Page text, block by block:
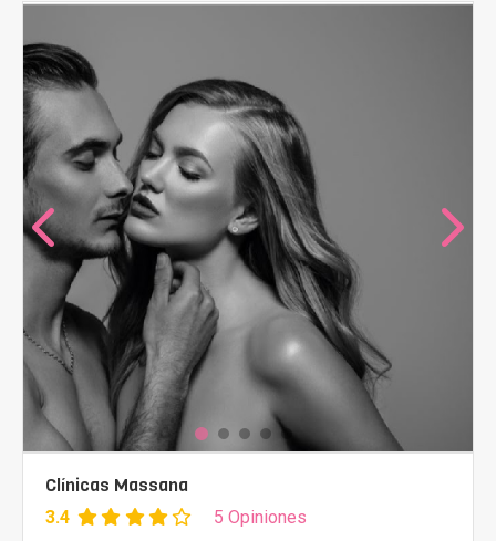
Clínicas Massana
3.4 5 Opiniones